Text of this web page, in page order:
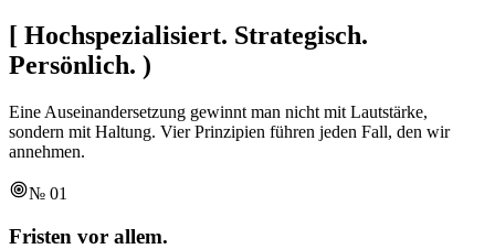
[ Hochspezialisiert. Strategisch.
Persönlich. )
Eine Auseinandersetzung gewinnt man nicht mit Lautstärke,
sondern mit Haltung. Vier Prinzipien führen jeden Fall, den wir
annehmen.
№ 01
Fristen vor allem.